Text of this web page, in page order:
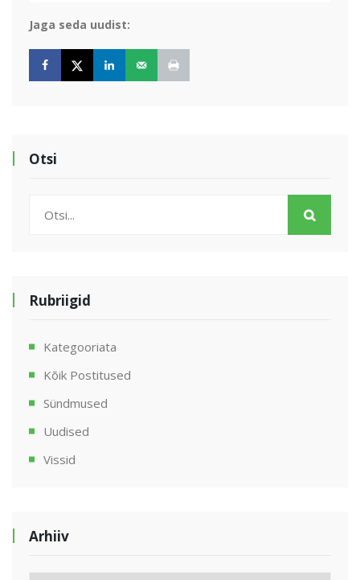
Jaga seda uudist:
Otsi
Rubriigid
Kategooriata
Kõik Postitused
Sündmused
Uudised
Vissid
Arhiiv